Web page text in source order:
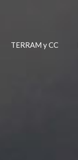
TERRAM y CC